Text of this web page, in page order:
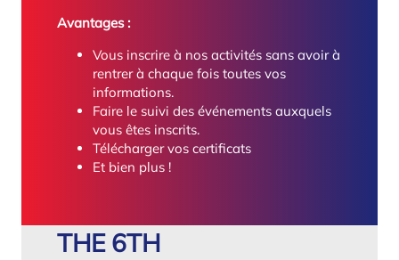
Avantages :
Vous inscrire à nos activités sans avoir à
rentrer à chaque fois toutes vos
informations.
Faire le suivi des événements auxquels
vous êtes inscrits.
Télécharger vos certificats
Et bien plus !
THE 6TH